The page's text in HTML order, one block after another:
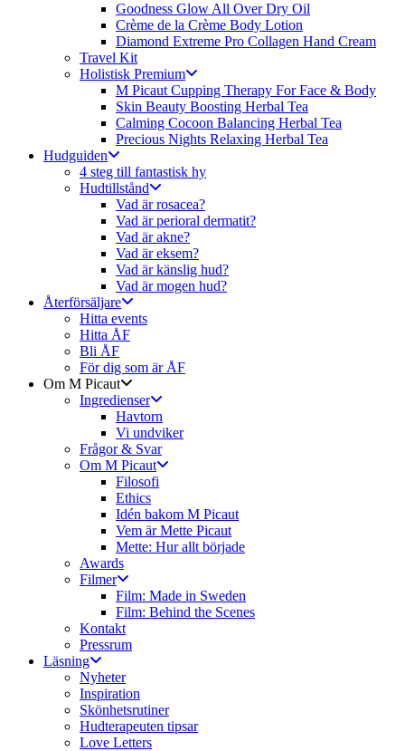
Goodness Glow All Over Dry Oil
Crème de la Crème Body Lotion
Diamond Extreme Pro Collagen Hand Cream
Travel Kit
Holistisk Premium
M Picaut Cupping Therapy For Face & Body
Skin Beauty Boosting Herbal Tea
Calming Cocoon Balancing Herbal Tea
Precious Nights Relaxing Herbal Tea
Hudguiden
4 steg till fantastisk hy
Hudtillstånd
Vad är rosacea?
Vad är perioral dermatit?
Vad är akne?
Vad är eksem?
Vad är känslig hud?
Vad är mogen hud?
Återförsäljare
Hitta events
Hitta ÅF
Bli ÅF
För dig som är ÅF
Om M Picaut
Ingredienser
Havtorn
Vi undviker
Frågor & Svar
Om M Picaut
Filosofi
Ethics
Idén bakom M Picaut
Vem är Mette Picaut
Mette: Hur allt började
Awards
Filmer
Film: Made in Sweden
Film: Behind the Scenes
Kontakt
Pressrum
Läsning
Nyheter
Inspiration
Skönhetsrutiner
Hudterapeuten tipsar
Love Letters